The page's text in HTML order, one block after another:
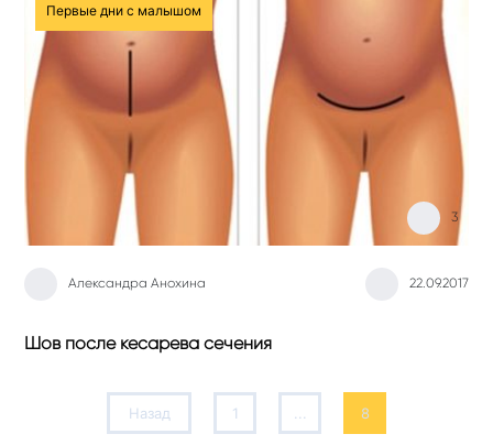
Первые дни с малышом
Александра Анохина 22.09.2017
3
Шов после кесарева сечения
Назад 1 8